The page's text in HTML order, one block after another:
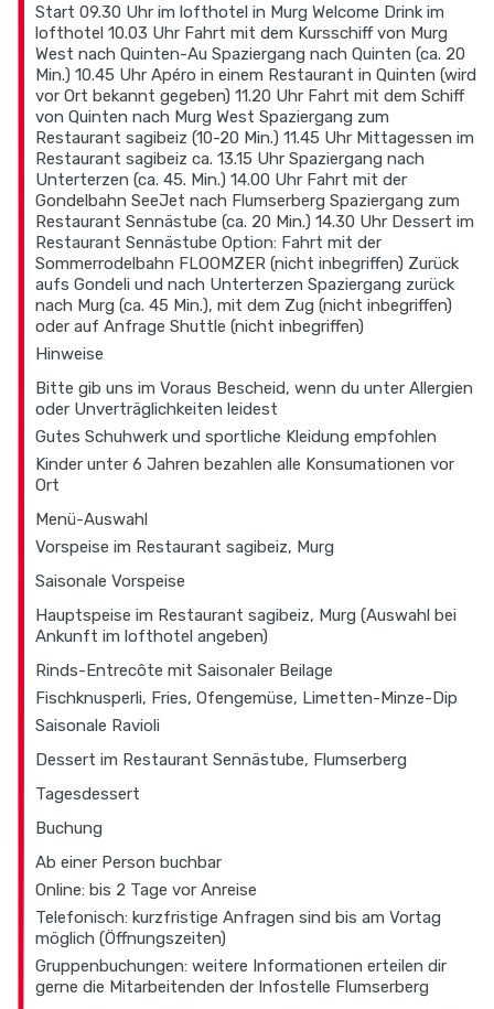
Start 09.30 Uhr im lofthotel in Murg Welcome Drink im
lofthotel 10.03 Uhr Fahrt mit dem Kursschiff von Murg
West nach Quinten-Au Spaziergang nach Quinten (ca. 20
Min.) 10.45 Uhr Apéro in einem Restaurant in Quinten (wird
vor Ort bekannt gegeben) 11.20 Uhr Fahrt mit dem Schiff
von Quinten nach Murg West Spaziergang zum
Restaurant sagibeiz (10-20 Min.) 11.45 Uhr Mittagessen im
Restaurant sagibeiz ca. 13.15 Uhr Spaziergang nach
Unterterzen (ca. 45. Min.) 14.00 Uhr Fahrt mit der
Gondelbahn SeeJet nach Flumserberg Spaziergang zum
Restaurant Sennästube (ca. 20 Min.) 14.30 Uhr Dessert im
Restaurant Sennästube Option: Fahrt mit der
Sommerrodelbahn FLOOMZER (nicht inbegriffen) Zurück
aufs Gondeli und nach Unterterzen Spaziergang zurück
nach Murg (ca. 45 Min.), mit dem Zug (nicht inbegriffen)
oder auf Anfrage Shuttle (nicht inbegriffen)
Hinweise
Bitte gib uns im Voraus Bescheid, wenn du unter Allergien
oder Unverträglichkeiten leidest
Gutes Schuhwerk und sportliche Kleidung empfohlen
Kinder unter 6 Jahren bezahlen alle Konsumationen vor
Ort
Menü-Auswahl
Vorspeise im Restaurant sagibeiz, Murg
Saisonale Vorspeise
Hauptspeise im Restaurant sagibeiz, Murg (Auswahl bei
Ankunft im lofthotel angeben)
Rinds-Entrecôte mit Saisonaler Beilage
Fischknusperli, Fries, Ofengemüse, Limetten-Minze-Dip
Saisonale Ravioli
Dessert im Restaurant Sennästube, Flumserberg
Tagesdessert
Buchung
Ab einer Person buchbar
Online: bis 2 Tage vor Anreise
Telefonisch: kurzfristige Anfragen sind bis am Vortag
möglich (Öffnungszeiten)
Gruppenbuchungen: weitere Informationen erteilen dir
gerne die Mitarbeitenden der Infostelle Flumserberg